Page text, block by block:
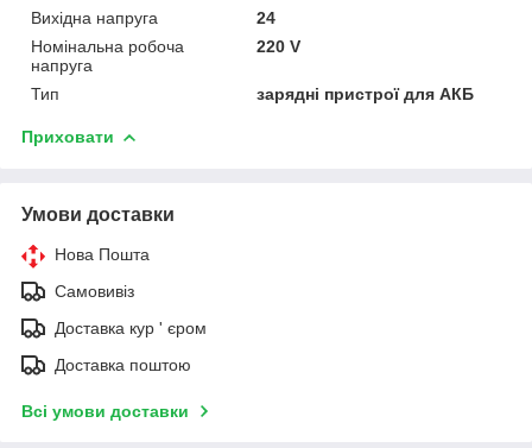
Вихідна напруга
24
Номінальна робоча
напруга
220 V
Тип зарядні пристрої для АКБ
Приховати
Умови доставки
Нова Пошта
Самовивіз
Доставка кур ' єром
Доставка поштою
Всі умови доставки